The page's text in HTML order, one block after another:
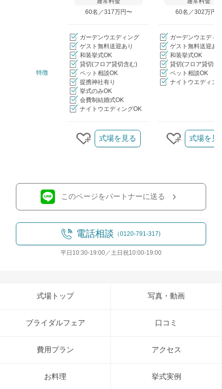
60名／317万円〜
60名／302万円〜
特徴
ガーデンウエディング
ゲスト無料送迎あり
和装挙式OK
貸切(フロア貸切含む)
ペット相談OK
提携神社有り
挙式のみOK
会費制結婚式OK
ナイトウエディングOK
ガーデンウエディ
ゲスト無料送迎あ
和装挙式OK
貸切(フロア貸切含
ペット相談OK
ナイトウエディン
クリップする
式場を見る
クリップす
式場を見
このページをパートナーに送る
電話相談 （0120-791-317)
平日10:30-19:00／土日祝10:00-19:00
式場トップ 写真・動画
ブライダルフェア 口コミ
費用プラン アクセス
お料理 挙式実例